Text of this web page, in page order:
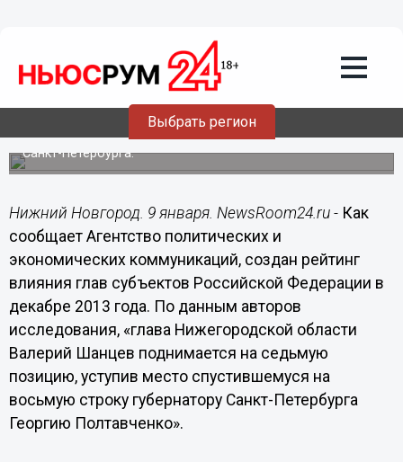
Выбрать регион
Валерий Шанцев усилил свои позиции
в рейтинге влияния глав субъектов
Российской Федерации
Валерий Шанцев поднялся на седьмую позицию, уступив
место перешедшему на восьмую строку губернатору
Санкт-Петербурга.
Нижний Новгород. 9 января. NewsRoom24.ru -Как
сообщает Агентство политических и
экономических коммуникаций, создан рейтинг
влияния глав субъектов Российской Федерации в
декабре 2013 года. По данным авторов
исследования, «глава Нижегородской области
Валерий Шанцев поднимается на седьмую
позицию, уступив место спустившемуся на
восьмую строку губернатору Санкт-Петербурга
Георгию Полтавченко».